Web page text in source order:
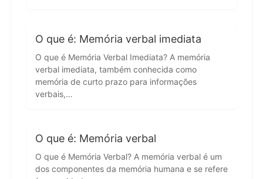
O que é: Memória verbal imediata
O que é Memória Verbal Imediata? A memória
verbal imediata, também conhecida como
memória de curto prazo para informações
verbais,…
O que é: Memória verbal
O que é Memória Verbal? A memória verbal é um
dos componentes da memória humana e se refere